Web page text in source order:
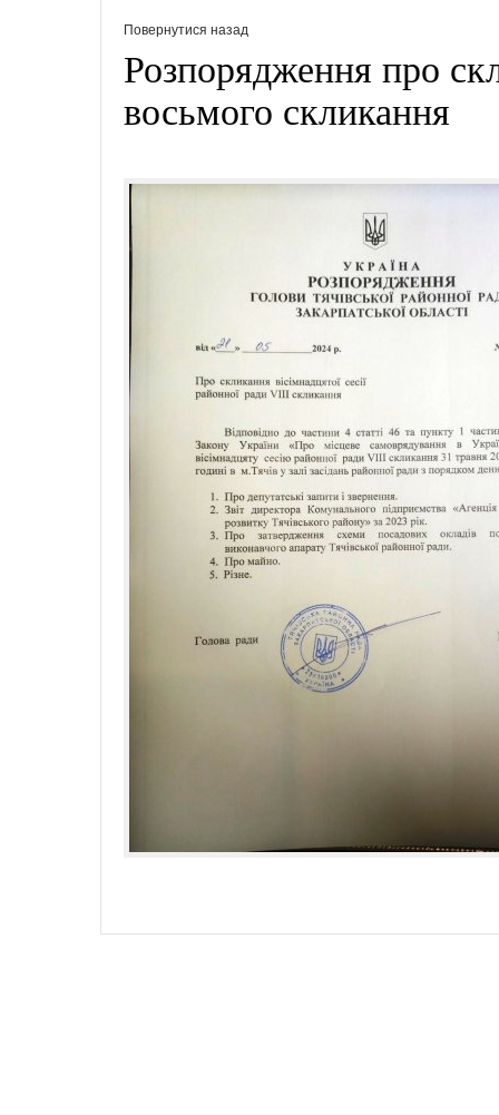
Повернутися назад
Розпорядження про
восьмого скликання